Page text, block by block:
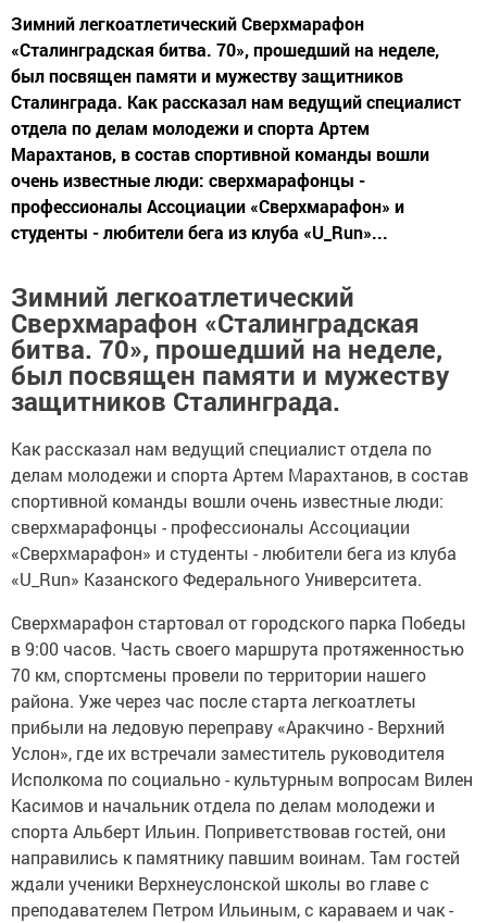
Зимний легкоатлетический Сверхмарафон
«Сталинградская битва. 70», прошедший на неделе,
был посвящен памяти и мужеству защитников
Сталинграда. Как рассказал нам ведущий специалист
отдела по делам молодежи и спорта Артем
Марахтанов, в состав спортивной команды вошли
очень известные люди: сверхмарафонцы -
профессионалы Ассоциации «Сверхмарафон» и
студенты - любители бега из клуба «U_Run»...
Зимний легкоатлетический
Сверхмарафон «Сталинградская
битва. 70», прошедший на неделе,
был посвящен памяти и мужеству
защитников Сталинграда.
Как рассказал нам ведущий специалист отдела по
делам молодежи и спорта Артем Марахтанов, в состав
спортивной команды вошли очень известные люди:
сверхмарафонцы - профессионалы Ассоциации
«Сверхмарафон» и студенты - любители бега из клуба
«U_Run» Казанского Федерального Университета.
Сверхмарафон стартовал от городского парка Победы
в 9:00 часов. Часть своего маршрута протяженностью
70 км, спортсмены провели по территории нашего
района. Уже через час после старта легкоатлеты
прибыли на ледовую переправу «Аракчино - Верхний
Услон», где их встречали заместитель руководителя
Исполкома по социально - культурным вопросам Вилен
Касимов и начальник отдела по делам молодежи и
спорта Альберт Ильин. Поприветствовав гостей, они
направились к памятнику павшим воинам. Там гостей
ждали ученики Верхнеуслонской школы во главе с
преподавателем Петром Ильиным, с караваем и чак -